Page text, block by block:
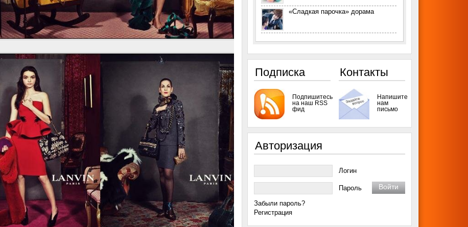
«Сладкая парочка» дорама
Подписка
Подпишитесь
на наш RSS
фид
Контакты
Напишите
нам
письмо
Авторизация
Логин
Пароль
Забыли пароль?
Регистрация